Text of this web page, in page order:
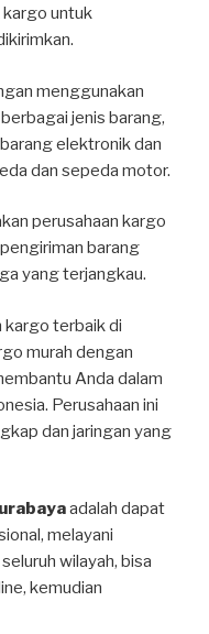
untuk
menggunakan
jenis barang,
elektronik dan
dan sepeda motor.
perusahaan kargo
barang
yang terjangkau.
kargo terbaik di
murah dengan
Anda dalam
Perusahaan ini
dan jaringan yang
adalah dapat
melayani
wilayah, bisa
kemudian